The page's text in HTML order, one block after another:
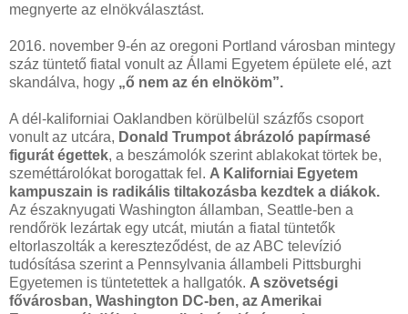
megnyerte az elnökválasztást.
2016. november 9-én az oregoni Portland városban mintegy
száz tüntető fiatal vonult az Állami Egyetem épülete elé, azt
skandálva, hogy „ő nem az én elnököm”.
A dél-kaliforniai Oaklandben körülbelül százfős csoport
vonult az utcára, Donald Trumpot ábrázoló papírmasé
figurát égettek, a beszámolók szerint ablakokat törtek be,
szeméttárolókat borogattak fel. A Kaliforniai Egyetem
kampuszain is radikális tiltakozásba kezdtek a diákok.
Az északnyugati Washington államban, Seattle-ben a
rendőrök lezártak egy utcát, miután a fiatal tüntetők
eltorlaszolták a kereszteződést, de az ABC televízió
tudósítása szerint a Pennsylvania állambeli Pittsburghi
Egyetemen is tüntetettek a hallgatók. A szövetségi
fővárosban, Washington DC-ben, az Amerikai